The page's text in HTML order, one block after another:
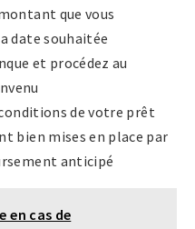
que vous
date souhaitée
et procédez au
de votre prêt
bien mises en place par
anticipé
en cas de